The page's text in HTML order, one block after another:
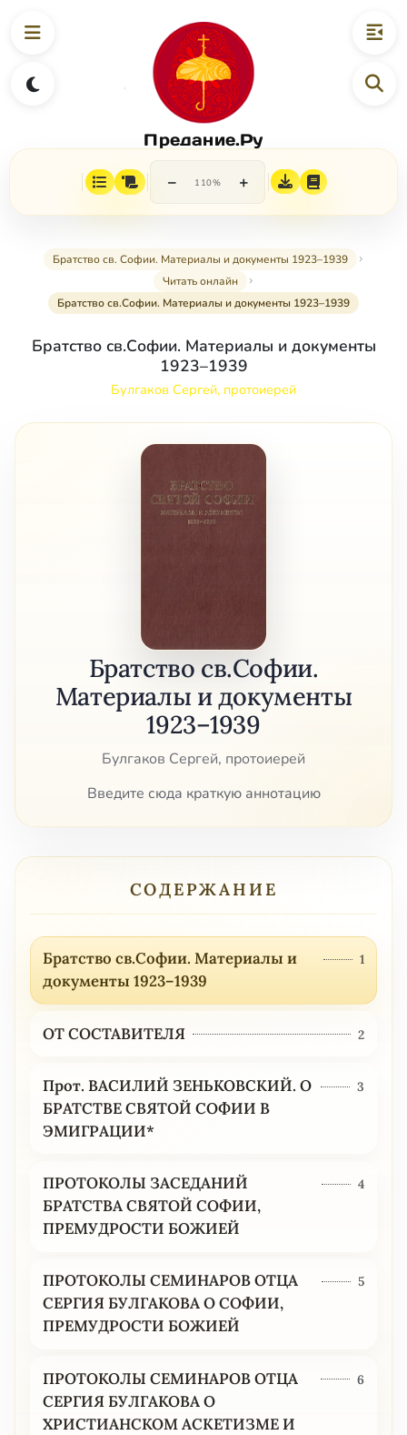
Предание.Ру
− 110% +
Братство св. Софии. Материалы и документы 1923–1939
Читать онлайн
Братство св.Софии. Материалы и документы 1923–1939
Братство св.Софии. Материалы и документы
1923–1939
Булгаков Сергей, протоиерей
Братство св.Софии.
Материалы и документы
1923–1939
Булгаков Сергей, протоиерей
Введите сюда краткую аннотацию
СОДЕРЖАНИЕ
Братство св.Софии. Материалы и
документы 1923–1939
1
ОТ СОСТАВИТЕЛЯ 2
Прот. ВАСИЛИЙ ЗЕНЬКОВСКИЙ. О
БРАТСТВЕ СВЯТОЙ СОФИИ В
ЭМИГРАЦИИ*
3
ПРОТОКОЛЫ ЗАСЕДАНИЙ
БРАТСТВА СВЯТОЙ СОФИИ,
ПРЕМУДРОСТИ БОЖИЕЙ
4
ПРОТОКОЛЫ СЕМИНАРОВ ОТЦА
СЕРГИЯ БУЛГАКОВА О СОФИИ,
ПРЕМУДРОСТИ БОЖИЕЙ
5
ПРОТОКОЛЫ СЕМИНАРОВ ОТЦА
СЕРГИЯ БУЛГАКОВА О
ХРИСТИАНСКОМ АСКЕТИЗМЕ И
6